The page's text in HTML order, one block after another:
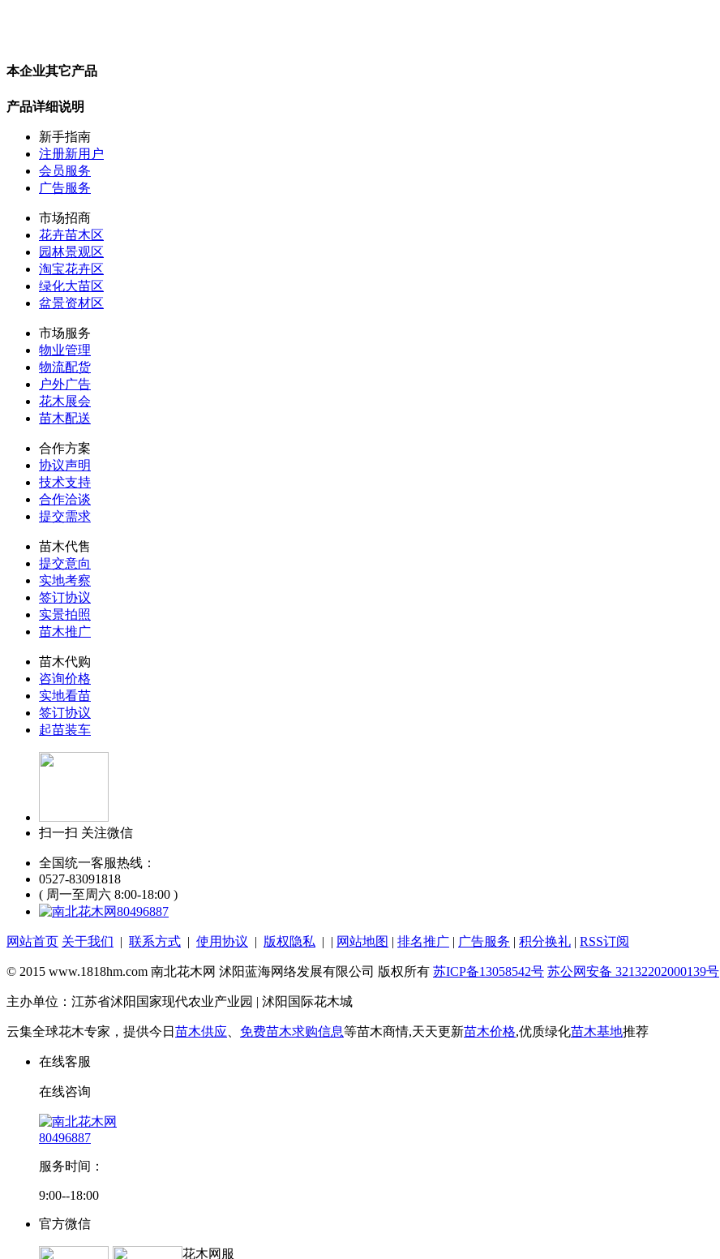
本企业其它产品
产品详细说明
新手指南
注册新用户
会员服务
广告服务
市场招商
花卉苗木区
园林景观区
淘宝花卉区
绿化大苗区
盆景资材区
市场服务
物业管理
物流配货
户外广告
花木展会
苗木配送
合作方案
协议声明
技术支持
合作洽谈
提交需求
苗木代售
提交意向
实地考察
签订协议
实景拍照
苗木推广
苗木代购
咨询价格
实地看苗
签订协议
起苗装车
扫一扫 关注微信
全国统一客服热线：
0527-83091818
( 周一至周六 8:00-18:00 )
80496887
网站首页 关于我们 | 联系方式 | 使用协议 | 版权隐私 | | 网站地图 | 排名推广 | 广告服务 | 积分换礼 | RSS订阅
© 2015 www.1818hm.com 南北花木网 沭阳蓝海网络发展有限公司 版权所有 苏ICP备13058542号 苏公网安备 32132202000139号
主办单位：江苏省沭阳国家现代农业产业园 | 沭阳国际花木城
云集全球花木专家，提供今日 苗木供应 免费苗木求购信息等苗木商情,天天更新苗木价格,优质绿化苗木基地推荐
在线客服
在线咨询
80496887
服务时间：
9:00--18:00
官方微信
花木网服